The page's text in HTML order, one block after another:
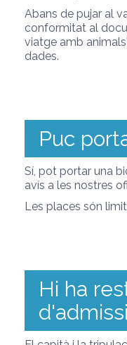
Abans de pujar al
conformitat al
viatge amb
dades.
Puc
Sí, pot portar una
avís a les nostres
Les places són
Hi ha